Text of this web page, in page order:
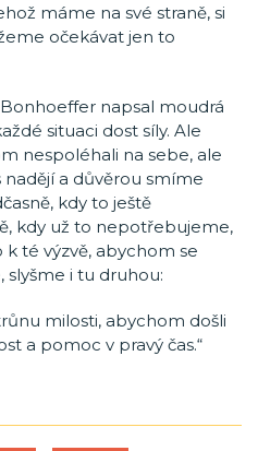
máme na své straně, si
očekávat jen to
napsal moudrá
situaci dost síly. Ale
nespoléhali na sebe, ale
nadějí a důvěrou smíme
kdy to ještě
kdy už to nepotřebujeme,
té výzvě, abychom se
slyšme i tu druhou:
milosti, abychom došli
a pomoc v pravý čas.“